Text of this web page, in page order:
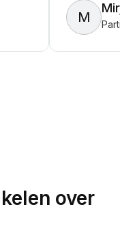
M
over